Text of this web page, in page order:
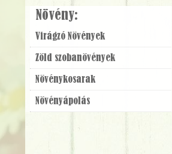
Növény:
Virágzó Növények
Zöld szobanövények
Növény­kosarak
Növény­ápolás